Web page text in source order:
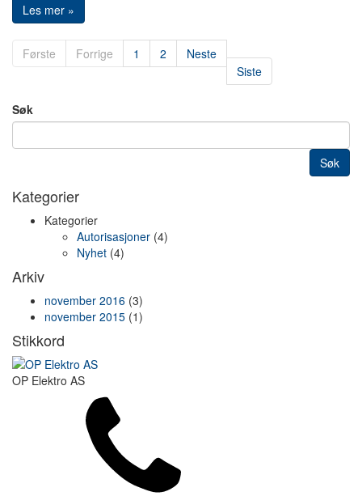
Les mer »
Første Forrige 1 2
Neste
Siste
Søk
Søk
Kategorier
Kategorier
Autorisasjoner (4)
Nyhet (4)
Arkiv
november 2016 (3)
november 2015 (1)
Stikkord
OP Elektro AS